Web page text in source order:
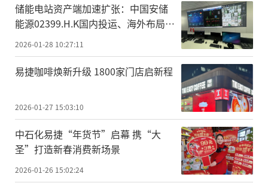
储能电站资产端加速扩张：中国安储
能源02399.H.K国内投运、海外布局同
步推进
2026-01-28 10:27:11
易捷咖啡焕新升级 1800家门店启新程
2026-01-27 15:03:10
中石化易捷“年货节”启幕 携“大
圣”打造新春消费新场景
2026-01-26 15:02:24